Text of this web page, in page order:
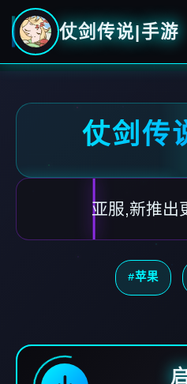
仗剑传说|手游
仗剑传
亚服,新推出
#苹果